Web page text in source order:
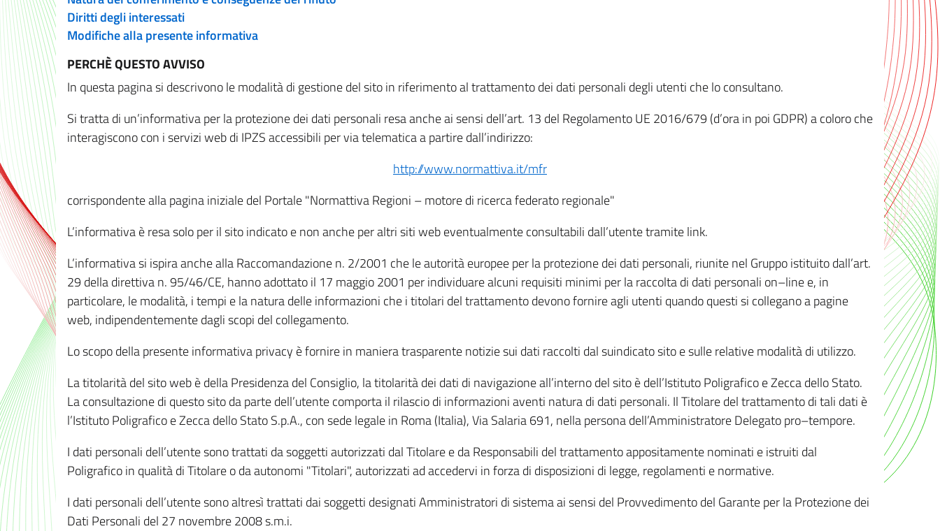
Diritti degli interessati
Modifiche alla presente informativa
PERCHÈ QUESTO AVVISO
In questa pagina si descrivono le modalità di gestione del sito in riferimento al trattamento dei dati personali degli utenti che lo consultano.
Si tratta di un’informativa per la protezione dei dati personali resa anche ai sensi dell’art. 13 del Regolamento UE 2016/679 (d’ora in poi GDPR) a coloro che
interagiscono con i servizi web di IPZS accessibili per via telematica a partire dall’indirizzo:
http://www.normattiva.it/mfr
corrispondente alla pagina iniziale del Portale "Normattiva Regioni – motore di ricerca federato regionale"
L’informativa è resa solo per il sito indicato e non anche per altri siti web eventualmente consultabili dall’utente tramite link.
L’informativa si ispira anche alla Raccomandazione n. 2/2001 che le autorità europee per la protezione dei dati personali, riunite nel Gruppo istituito dall’art.
29 della direttiva n. 95/46/CE, hanno adottato il 17 maggio 2001 per individuare alcuni requisiti minimi per la raccolta di dati personali on–line e, in
particolare, le modalità, i tempi e la natura delle informazioni che i titolari del trattamento devono fornire agli utenti quando questi si collegano a pagine
web, indipendentemente dagli scopi del collegamento.
Lo scopo della presente informativa privacy è fornire in maniera trasparente notizie sui dati raccolti dal suindicato sito e sulle relative modalità di utilizzo.
La titolarità del sito web è della Presidenza del Consiglio, la titolarità dei dati di navigazione all’interno del sito è dell’Istituto Poligrafico e Zecca dello Stato.
La consultazione di questo sito da parte dell’utente comporta il rilascio di informazioni aventi natura di dati personali. Il Titolare del trattamento di tali dati è
l’Istituto Poligrafico e Zecca dello Stato S.p.A., con sede legale in Roma (Italia), Via Salaria 691, nella persona dell’Amministratore Delegato pro–tempore.
I dati personali dell’utente sono trattati da soggetti autorizzati dal Titolare e da Responsabili del trattamento appositamente nominati e istruiti dal
Poligrafico in qualità di Titolare o da autonomi "Titolari", autorizzati ad accedervi in forza di disposizioni di legge, regolamenti e normative.
I dati personali dell’utente sono altresì trattati dai soggetti designati Amministratori di sistema ai sensi del Provvedimento del Garante per la Protezione dei
Dati Personali del 27 novembre 2008 s.m.i.